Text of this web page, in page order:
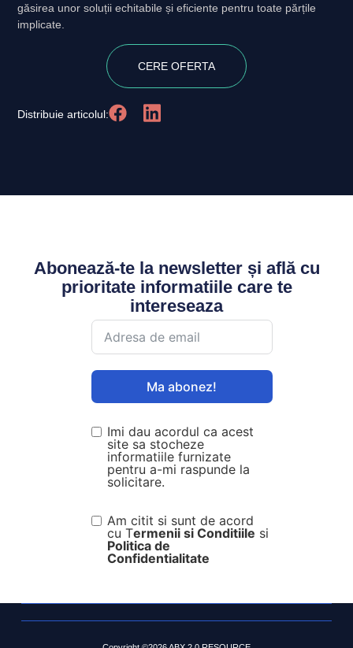
găsirea unor soluții echitabile și eficiente pentru toate părțile
implicate.
CERE OFERTA
Distribuie articolul:
Abonează-te la newsletter și află cu
prioritate informatiile care te
intereseaza
Ma abonez!
Imi dau acordul ca acest
site sa stocheze
informatiile furnizate
pentru a-mi raspunde la
solicitare.
Am citit si sunt de acord
cu Termenii si Conditiile si
Politica de
Confidentialitate